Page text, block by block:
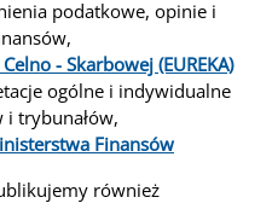
podatkowe, opinie i
- Skarbowej (EUREKA)
ogólne i indywidualne
i trybunałów,
Finansów
również